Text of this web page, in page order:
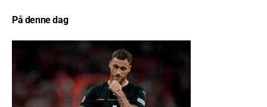
På denne dag